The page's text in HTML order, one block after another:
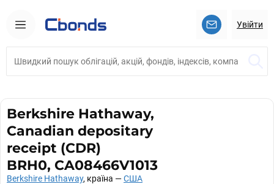
Увійти
Berkshire Hathaway,
Canadian depositary
receipt (CDR)
BRH0, CA08466V1013
Berkshire Hathaway, країна —США